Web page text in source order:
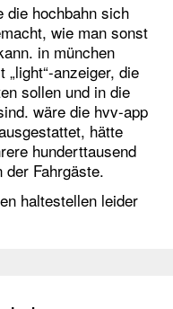
die hochbahn sich
wie man sonst
in münchen
anzeiger, die
sollen und in die
wäre die hvv-app
hätte
hunderttausend
der Fahrgäste.
haltestellen leider